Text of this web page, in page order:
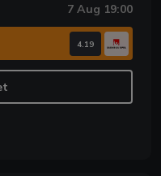
7 Aug 19:00
4.19